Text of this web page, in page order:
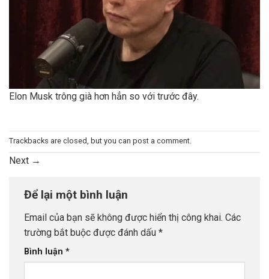
Elon Musk trông già hơn hẳn so với trước đây.
Trackbacks are closed, but you can post a comment.
Next →
Để lại một bình luận
Email của bạn sẽ không được hiển thị công khai. Các
trường bắt buộc được đánh dấu *
Bình luận *